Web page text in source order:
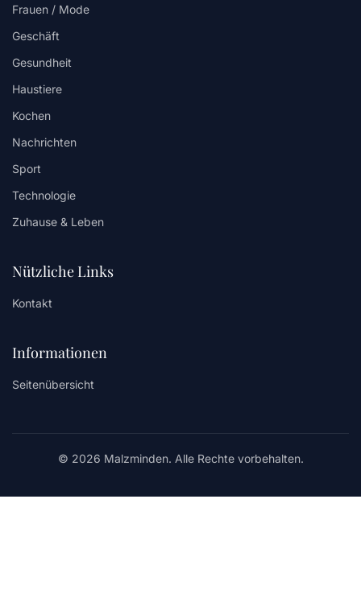
Frauen / Mode
Geschäft
Gesundheit
Haustiere
Kochen
Nachrichten
Sport
Technologie
Zuhause & Leben
Nützliche Links
Kontakt
Informationen
Seitenübersicht
© 2026 Malzminden. Alle Rechte vorbehalten.